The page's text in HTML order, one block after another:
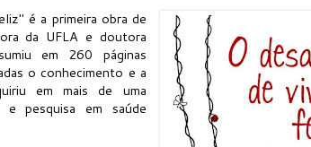
é a primeira obra de
da UFLA e doutora
em 260 páginas
o conhecimento e a
em mais de uma
e pesquisa em saúde